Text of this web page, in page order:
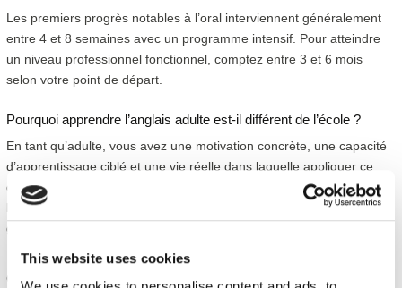
This website uses cookies
Les premiers progrès notables à l’oral interviennent généralement
entre 4 et 8 semaines avec un programme intensif. Pour atteindre
un niveau professionnel fonctionnel, comptez entre 3 et 6 mois
selon votre point de départ.
Pourquoi apprendre l’anglais adulte est-il différent de l’école ?
En tant qu’adulte, vous avez une motivation concrète, une capacité
d’apprentissage ciblé et une vie réelle dans laquelle appliquer ce
que vous apprenez. La clé est de trouver une méthode qui mise sur
la pratique orale et la mise en situation, plutôt que sur la théorie
grammaticale.
Comment choisir entre le TOEIC et l’IELTS ?